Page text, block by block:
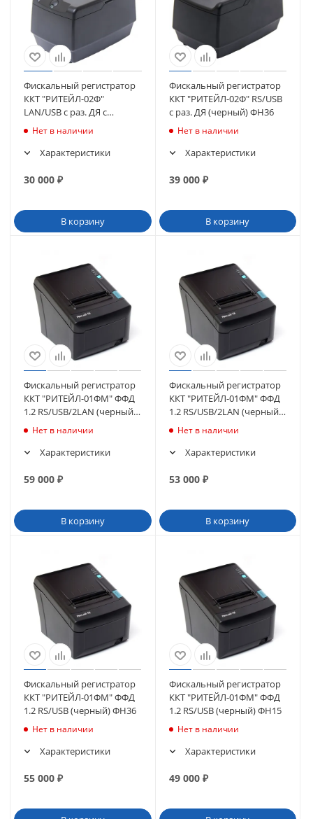
Фискальный регистратор
ККТ "РИТЕЙЛ-02Ф"
LAN/USB с раз. ДЯ с
автоотрезчиком (черный)
Нет в наличии
Характеристики
30 000 ₽
В корзину
Фискальный регистратор
ККТ "РИТЕЙЛ-02Ф" RS/USB
с раз. ДЯ (черный) ФН36
Нет в наличии
Характеристики
39 000₽
В корзину
Фискальный регистратор
ККТ "РИТЕЙЛ-01ФМ" ФФД
1.2 RS/USB/2LAN (черный)
ФН36
Нет в наличии
Характеристики
59 000 ₽
В корзину
Фискальный регистратор
ККТ "РИТЕЙЛ-01ФМ" ФФД
1.2 RS/USB/2LAN (черный)
ФН15
Нет в наличии
Характеристики
53 000₽
В корзину
Фискальный регистратор
ККТ "РИТЕЙЛ-01ФМ" ФФД
1.2 RS/USB (черный) ФН36
Нет в наличии
Характеристики
55 000 ₽
Фискальный регистратор
ККТ "РИТЕЙЛ-01ФМ" ФФД
1.2 RS/USB (черный) ФН15
Нет в наличии
Характеристики
49 000₽